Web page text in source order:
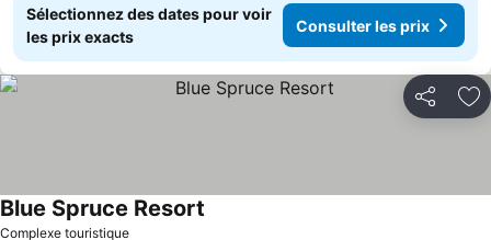
Sélectionnez des dates pour voir
les prix exacts
Consulter les prix
Partager
Complexe touristique
Blue Spruce Resort